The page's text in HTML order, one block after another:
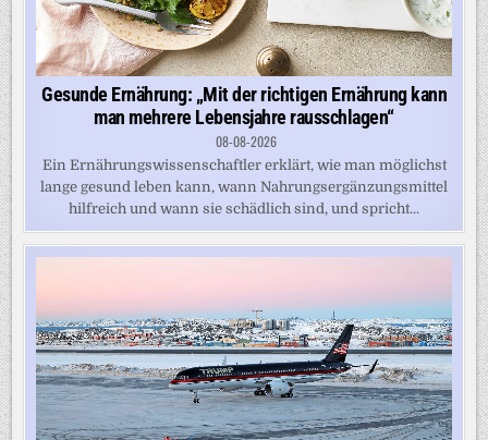
Gesunde Ernährung: „Mit der richtigen Ernährung kann
man mehrere Lebensjahre rausschlagen“
08-08-2026
Ein Ernährungswissenschaftler erklärt, wie man möglichst
lange gesund leben kann, wann Nahrungsergänzungsmittel
hilfreich und wann sie schädlich sind, und spricht...